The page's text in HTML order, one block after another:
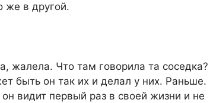
же в другой.
жалела. Что там говорила та соседка?
быть он так их и делал у них. Раньше.
видит первый раз в своей жизни и не